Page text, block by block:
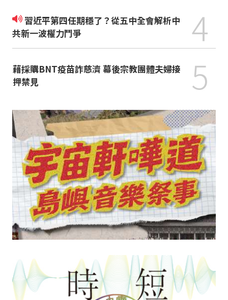
習近平第四任期穩了？從五中全會解析中
共新一波權力鬥爭
4
藉採購BNT疫苗詐慈濟 幕後宗教團體夫婦接
押禁見
5